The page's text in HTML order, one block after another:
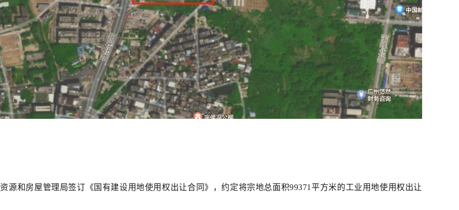
源和房屋管理局签订《国有建设用地使用权出让合同》，约定将宗地总面积99371平方米的工业用地使用权出让